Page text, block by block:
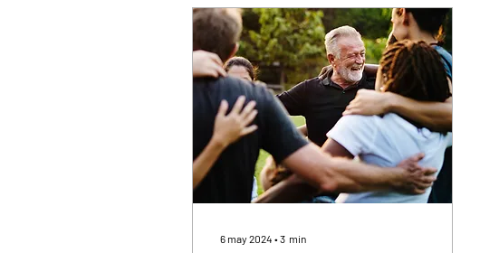
6 may 2024 ∙3 min